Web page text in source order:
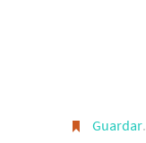
Guardar.